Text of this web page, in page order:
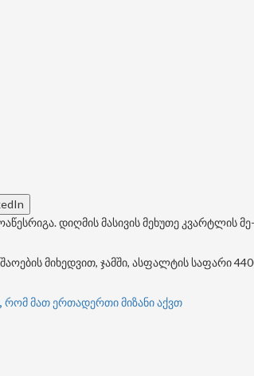
დიღმის მასივის მეხუთე კვარტლის
მიხედვით, ჯამში, ასფალტის
მათ ერთადერთი მიზანი აქვთ